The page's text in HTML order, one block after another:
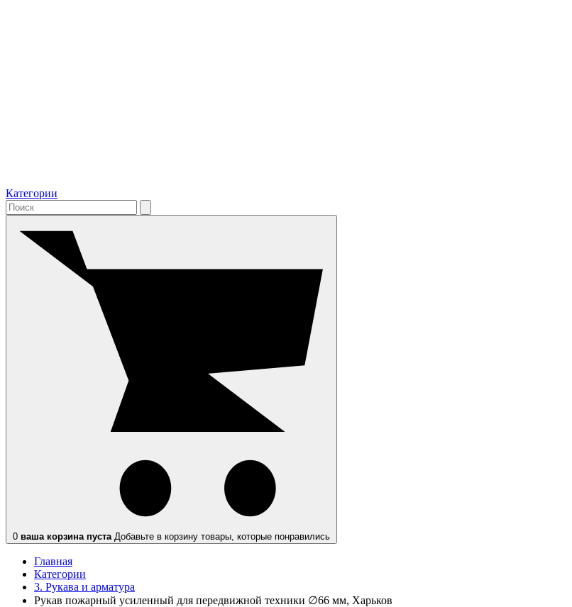
Категории
0 ваша корзина пуста Добавьте в корзину товары, которые понравились
Главная
Категории
3. Рукава и арматура
Рукав пожарный усиленный для передвижной техники ∅66 мм, Харьков